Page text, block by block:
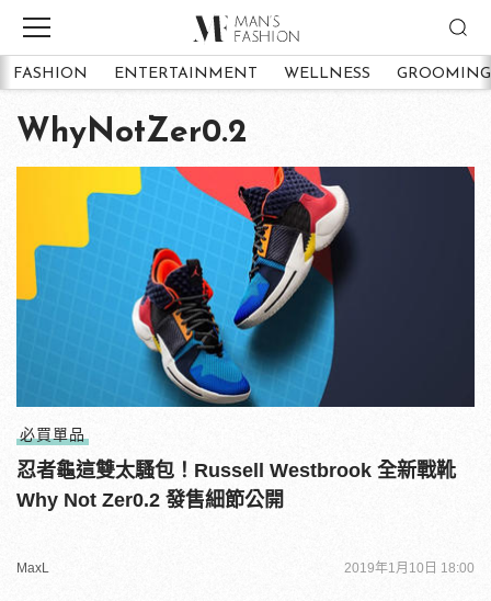
FASHION ENTERTAINMENT WELLNESS GROOMING
WhyNotZer0.2
必買單品
忍者龜這雙太騷包！Russell Westbrook 全新戰靴
Why Not Zer0.2 發售細節公開
MaxL 2019年1月10日 18:00